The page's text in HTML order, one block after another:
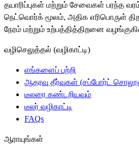
தயாரிப்புகள் மற்றும் சேவைகள் பரந்த
நெட்வொர்க் மூலம், அதிக எரிபொருள்
நேரம் மற்றும் உற்பத்தித்திறனை
வழிசெலுத்தல் (வழிகாட்டி)
எங்களைப் பற்றி
ஆதரவு தீர்வுகள் (சப்போர்ட்
டீலரை கண்டறியவும்
டீலர் வழிகாட்டி
FAQs
ஆராயுங்கள்